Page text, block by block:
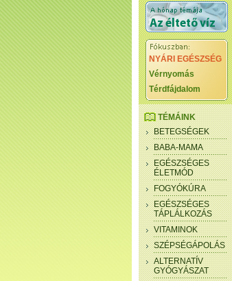
NYÁRI EGÉSZSÉG
Vérnyomás
Térdfájdalom
TÉMÁINK
BETEGSÉGEK
BABA-MAMA
EGÉSZSÉGES
ÉLETMÓD
FOGYÓKÚRA
EGÉSZSÉGES
TÁPLÁLKOZÁS
VITAMINOK
SZÉPSÉGÁPOLÁS
ALTERNATÍV
GYÓGYÁSZAT